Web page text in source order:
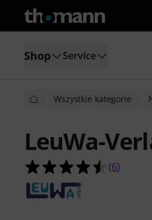
Shop Service
Wszystkie kategorie
LeuWa-
4.5 na 5
(6)